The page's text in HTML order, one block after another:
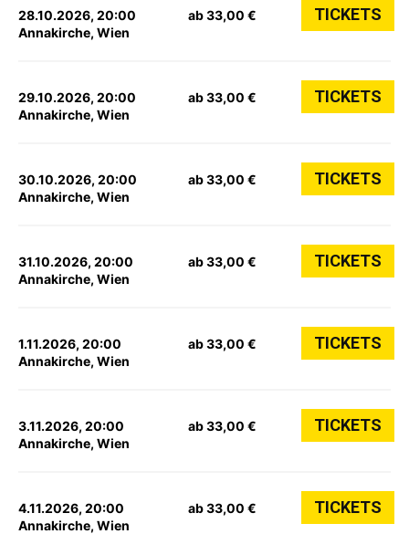
28.10.2026, 20:00
Annakirche, Wien
ab 33,00 € TICKETS
29.10.2026, 20:00
Annakirche, Wien
ab 33,00 € TICKETS
30.10.2026, 20:00
Annakirche, Wien
ab 33,00 € TICKETS
31.10.2026, 20:00
Annakirche, Wien
ab 33,00 € TICKETS
1.11.2026, 20:00
Annakirche, Wien
ab 33,00 € TICKETS
3.11.2026, 20:00
Annakirche, Wien
ab 33,00 € TICKETS
4.11.2026, 20:00
Annakirche, Wien
ab 33,00 € TICKETS